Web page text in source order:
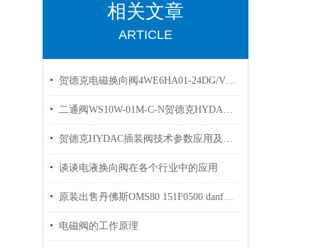
相关文章
ARTICLE
贺德克电磁换向阀4WE6HA01-24DG/Vhydac
二通阀WS10W-01M-C-N贺德克HYDAC换向阀有库存
贺德克HYDAC插装阀技术参数应用及特点
谈谈电液换向阀在各个行业中的应用
原装出售丹佛斯OMS80 151F0500 danfoss马达现货
电磁阀的工作原理